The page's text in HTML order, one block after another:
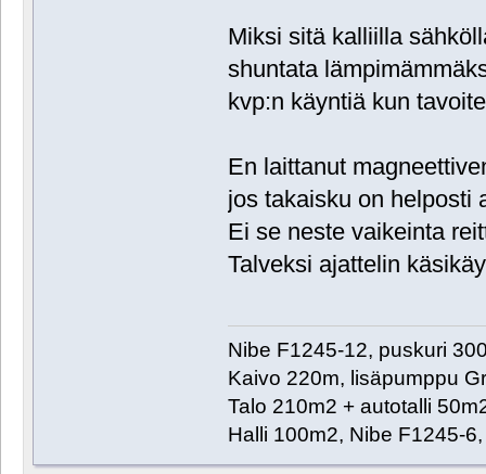
Miksi sitä kalliilla
shuntata
kvp:n käyntiä kun
En laittanut
jos takaisku on helposti
Ei se neste vaikeinta
Talveksi ajattelin
Nibe F1245-12, puskuri
Kaivo 220m, lisäpumppu
Talo 210m2 + autotalli
Halli 100m2, Nibe F1245-